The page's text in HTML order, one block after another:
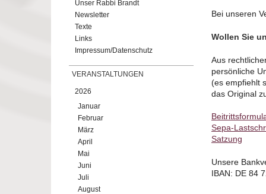
Unser Rabbi Brandt
Newsletter
Texte
Links
Impressum/Datenschutz
VERANSTALTUNGEN
2026
Januar
Februar
März
April
Mai
Juni
Juli
August
Bei unseren
Wollen Sie
Aus
persönliche
(es empfiehlt
das Original
Sepa-
Satzung
Unsere
IBAN: DE 84